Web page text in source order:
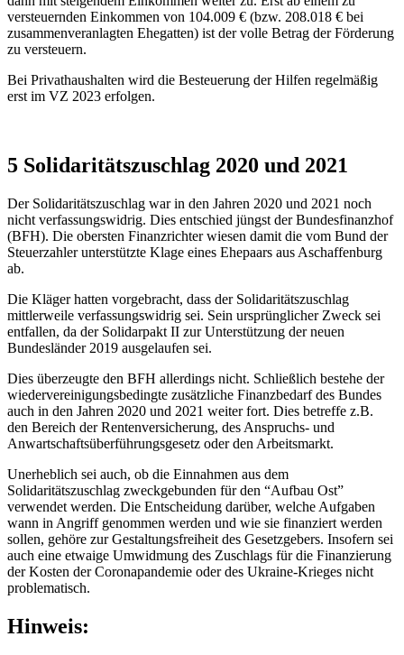
versteuernden Einkommen von 104.009 € (bzw. 208.018 € bei
zusammenveranlagten Ehegatten) ist der volle Betrag der Förderung
zu versteuern.
Bei Privathaushalten wird die Besteuerung der Hilfen regelmäßig
erst im VZ 2023 erfolgen.
5 Solidaritätszuschlag 2020 und 2021
Der Solidaritätszuschlag war in den Jahren 2020 und 2021 noch
nicht verfassungswidrig. Dies entschied jüngst der Bundesfinanzhof
(BFH). Die obersten Finanzrichter wiesen damit die vom Bund der
Steuerzahler unterstützte Klage eines Ehepaars aus Aschaffenburg
ab.
Die Kläger hatten vorgebracht, dass der Solidaritätszuschlag
mittlerweile verfassungswidrig sei. Sein ursprünglicher Zweck sei
entfallen, da der Solidarpakt II zur Unterstützung der neuen
Bundesländer 2019 ausgelaufen sei.
Dies überzeugte den BFH allerdings nicht. Schließlich bestehe der
wiedervereinigungsbedingte zusätzliche Finanzbedarf des Bundes
auch in den Jahren 2020 und 2021 weiter fort. Dies betreffe z.B.
den Bereich der Rentenversicherung, des Anspruchs- und
Anwartschaftsüberführungsgesetz oder den Arbeitsmarkt.
Unerheblich sei auch, ob die Einnahmen aus dem
Solidaritätszuschlag zweckgebunden für den “Aufbau Ost”
verwendet werden. Die Entscheidung darüber, welche Aufgaben
wann in Angriff genommen werden und wie sie finanziert werden
sollen, gehöre zur Gestaltungsfreiheit des Gesetzgebers. Insofern sei
auch eine etwaige Umwidmung des Zuschlags für die Finanzierung
der Kosten der Coronapandemie oder des Ukraine-Krieges nicht
problematisch.
Hinweis: